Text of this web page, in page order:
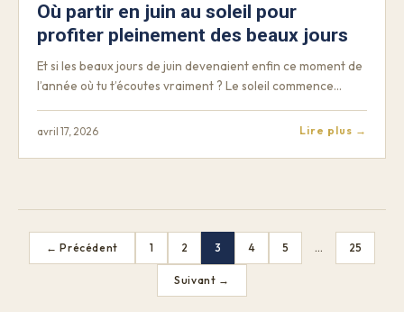
Où partir en juin au soleil pour
profiter pleinement des beaux jours
Et si les beaux jours de juin devenaient enfin ce moment de
l’année où tu t’écoutes vraiment ? Le soleil commence…
avril 17, 2026 Lire plus →
← Précédent 1 2 3 4 5 … 25
Suivant →